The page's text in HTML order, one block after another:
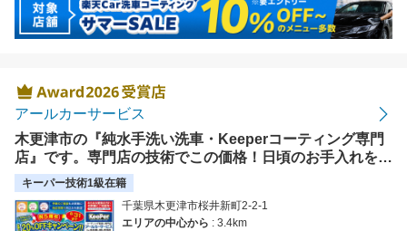
アールカーサービス
木更津市の『純水手洗い洗車・Keeperコーティング専門
店』です。専門店の技術でこの価格！日頃のお手入れをサ
ポートします。全天候型のコーティングブース完備！代車
無料！各種支払方法対応です！
キーパー技術1級在籍
千葉県木更津市桜井新町2-2-1
エリアの中心から : 3.4km